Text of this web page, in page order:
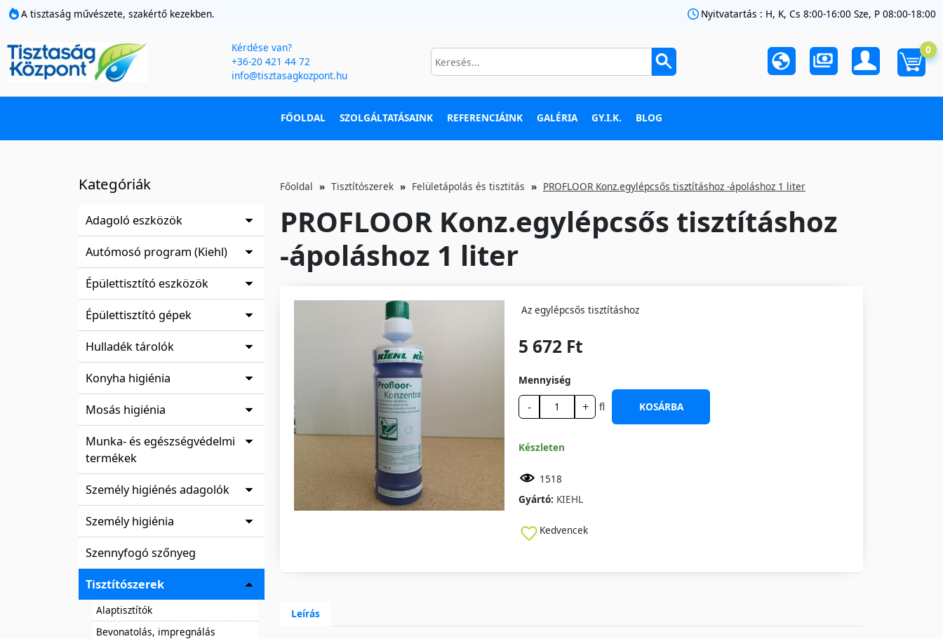
A tisztaság művészete, szakértő kezekben. Nyitvatartás : H, K, Cs 8:00-16:00 Sze, P 08:00-18:00
Kérdése van?
+36-20 421 44 72
info@tisztasagkozpont.hu
0
FŐOLDAL SZOLGÁLTATÁSAINK REFERENCIÁINK GALÉRIA GY.I.K. BLOG
Kategóriák
Adagoló eszközök
Autómosó program (Kiehl)
Épülettisztító eszközök
Épülettisztító gépek
Hulladék tárolók
Konyha higiénia
Mosás higiénia
Munka- és egészségvédelmi
termékek
Személy higiénés adagolók
Személy higiénia
Szennyfogó szőnyeg
Tisztítószerek
Alaptisztítók
Bevonatolás, impregnálás
Főoldal Tisztítószerek Felületápolás és tisztitás PROFLOOR Konz.egylépcsős tisztításhoz -ápoláshoz 1 liter
PROFLOOR Konz.egylépcsős tisztításhoz
-ápoláshoz 1 liter
Az egylépcsős tisztításhoz
5 672 Ft
Mennyiség
- + fl KOSÁRBA
Készleten
1518
Gyártó: KIEHL
Kedvencek
Leírás